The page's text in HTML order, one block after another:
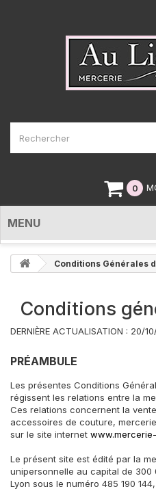
0
MENU
Conditions Générales
Conditions
DERNIÈRE ACTUALISATION : 20/
PRÉAMBULE
Les présentes Conditions
régissent les relations entre la
Ces relations concernent la
accessoires de couture,
sur le site internet
Le présent site est édité par la
unipersonnelle au capital de 300
Lyon sous le numéro 485 190